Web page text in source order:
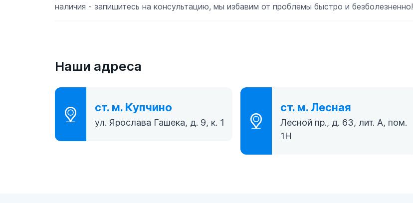
наличия - запишитесь на консультацию, мы избавим от проблемы быстро и безболезненно!
Наши адреса
ст. м. Купчино
ул. Ярослава Гашека, д. 9, к. 1
ст. м. Лесная
Лесной пр., д. 63, лит. А, пом.
1Н